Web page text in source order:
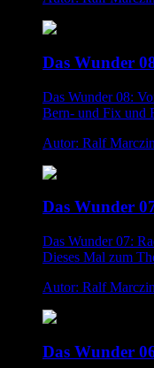
Das Wunder
Das Wunder 08:
Bern- und Fix und
Autor: Ralf
Das Wunder
Das Wunder 07:
Dieses Mal zum
Autor: Ralf
Das Wunder